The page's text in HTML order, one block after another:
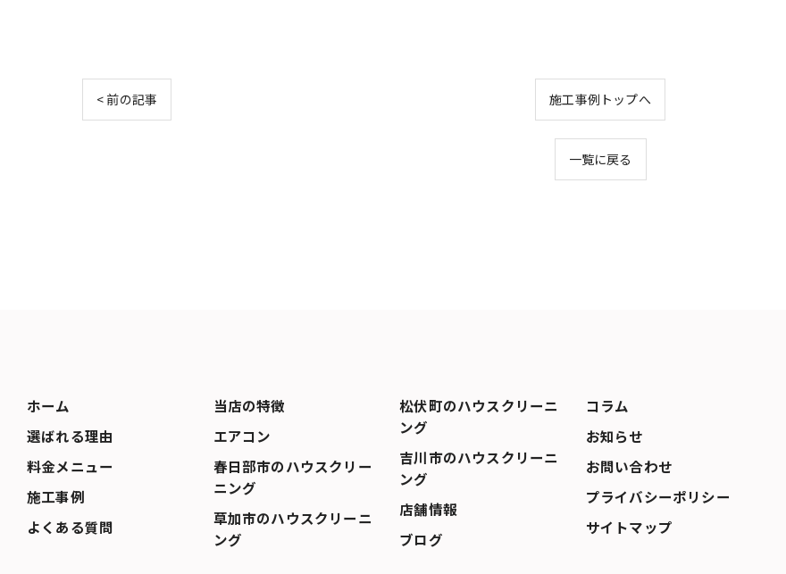
< 前の記事 施工事例トップへ
一覧に戻る
ホーム
選ばれる理由
料金メニュー
施工事例
よくある質問
当店の特徴
エアコン
春日部市のハウスクリー
ニング
草加市のハウスクリーニ
ング
松伏町のハウスクリーニ
ング
吉川市のハウスクリーニ
ング
店舗情報
ブログ
コラム
お知らせ
お問い合わせ
プライバシーポリシー
サイトマップ